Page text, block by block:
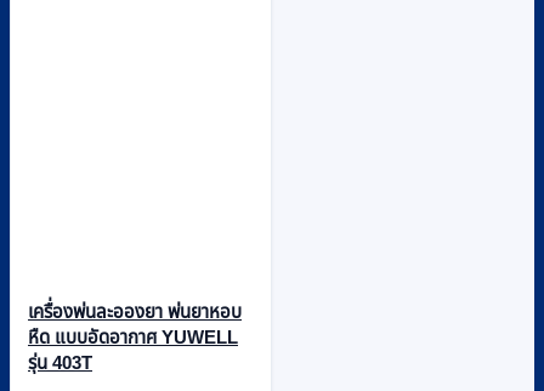
เครื่องพ่นละอองยา พ่นยาหอบ
หืด แบบอัดอากาศ YUWELL
รุ่น 403T